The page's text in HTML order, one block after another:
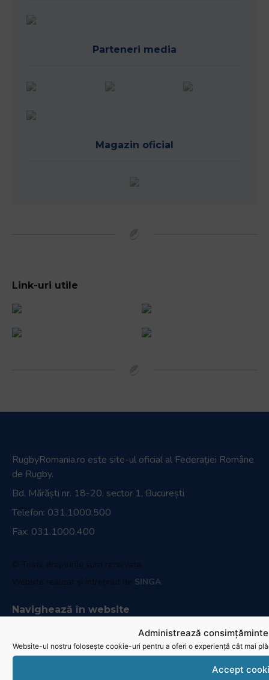
Administrează
Website-ul nostru folosește cookie-uri pentru a oferi o experiență cât mai
Accept
Parteneri media
Magazin oficial
Link-uri utile
RugbyRomania.ro este site-ul oficial al Federației Române
de Rugby.
Bd. Mărăști nr. 18-20, sector 1, București
Telefon: 031.1000.500
Fax: 031.1000.400
© Toate drepturile sunt rezervate.
Website realizat și întreținut de SINGA
Navighează în website
Transmisii live și reluări